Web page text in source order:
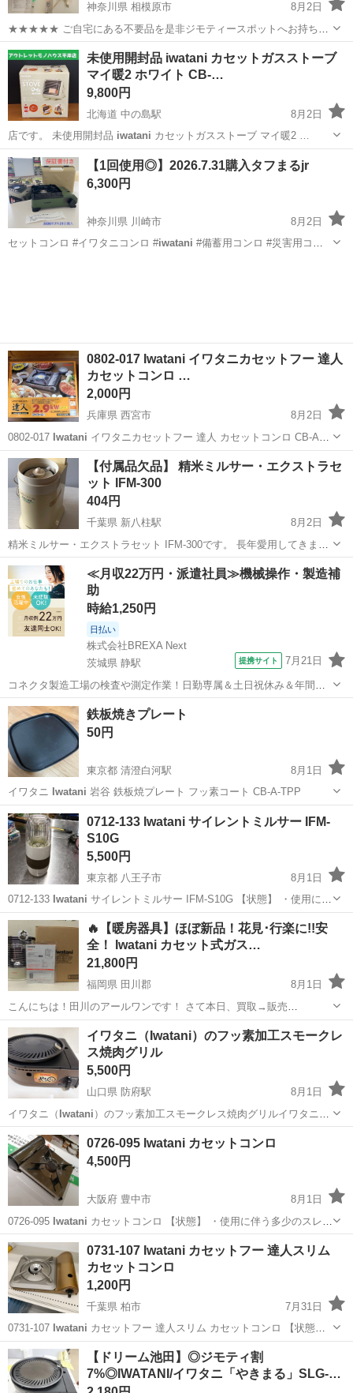
神奈川県 相模原市
8月2日
★★★★★ ご自宅にある不要品を是非ジモティースポットへお持ち込
みしませんか？ 家電、趣味・スポーツ・レジャー用品、こども用品、
衣料服飾品、生活雑貨、家具、本、CD・DVDなどが無料でまとめて持
ち込めます！ ※詳細はこ...
神奈川 相模原市 キッチン家電
未使用開封品 iwatani カセットガスストーブ
マイ暖2 ホワイト CB-…
9,800円
北海道 中の島駅
8月2日
店です。 未使用開封品 iwatani カセットガスストーブ マイ暖2 …
北海道 札幌市 中の島駅 季節、空調家電
【1回使用◎】2026.7.31購入タフまるjr
6,300円
神奈川県 川崎市
8月2日
セットコンロ #イワタニコンロ #iwatani #備蓄用コンロ #災害用コン
0802-017 Iwatani イワタニカセットフー 達人
カセットコンロ …
2,000円
兵庫県 西宮市
8月2日
0802-017 Iwatani イワタニカセットフー 達人 カセットコンロ CB-AP-
3 【状態】 ・使用頻度の少ない美品です ・詳細は現地でご確認くださ
い ・お値引きは出来かねますのでご了承願います ...
兵庫 西宮市 調理器具 Iwatani
【付属品欠品】 精米ミルサー・エクストラセ
ット IFM-300
404円
千葉県 新八柱駅
8月2日
精米ミルサー・エクストラセット IFM-300です。 長年愛用してきまし
たが、整理のため出品いたします。 全体的に経年による変色や使用感
が見られますが、動作には問題ありません。 【ブランド】Iwatani
【商品名】ミルサ...
千葉 松戸市 新八柱駅 調理器具
≪月収22万円・派遣社員≫機械操作・製造補
助
時給1,250円
日払い
株式会社BREXA Next
茨城県 静駅
提携サイト 7月21日
コネクタ製造工場の検査や測定作業！日勤専属＆土日祝休み＆年間休
日128日★クリーンルーム内作業★マイカー通勤OK＆無料駐車場あり
★就業先食堂利用可！日払い制度あり！《茨城県常陸大宮市》 人気の
工場のお仕事 ◇コネクタ製造工...
茨城 常陸大宮市 静駅 その他
鉄板焼きプレート
50円
東京都 清澄白河駅
8月1日
イワタニ Iwatani 岩谷 鉄板焼プレート フッ素コート CB-A-TPP
東京 江東区 その他 鉄板焼き
0712-133 Iwatani サイレントミルサー IFM-
S10G
5,500円
東京都 八王子市
8月1日
0712-133 Iwatani サイレントミルサー IFM-S10G 【状態】 ・使用に伴
う多少のスレ、キズ、落としきれない汚れなどございます ・詳細は現
地でご確認ください ・お値引きは出来かねますのでご了...
東京 八王子市 キッチン家電 ミルサー
🔥【暖房器具】ほぼ新品！花見･行楽に!!安
全！ Iwatani カセット式ガス…
21,800円
福岡県 田川郡
8月1日
こんにちは！田川のアールワンです！ さて本日、買取→販売
は、、、、冬には欠かせなくなる暖房器具！！ ・ほぼ新品！花見・行
楽に!!!!Iwatani
カセット式ガス ストーブ デカ暖Ⅲ CB-STV-DKD3 ・
2...
福岡 田川郡 季節、空調家電
イワタニ（Iwatani）のフッ素加工スモークレ
ス焼肉グリル
5,500円
山口県 防府駅
8月1日
イワタニ（ Iwatani ）のフッ素加工スモークレス焼肉グリルイワタニ
CB-SLG-1 やきまる スモークレス焼肉グリル（型番: CB-SLG-1）で
す。 3回ほど使用しました。
山口 防府市
0726-095 Iwatani カセットコンロ
4,500円
大阪府 豊中市
8月1日
0726-095 Iwatani カセットコンロ 【状態】 ・使用に伴う多少のスレ、
キズ、落としきれない汚れなどございます ・詳細は現地でご確認くだ
さい ・お値引きは出来かねますのでご了承願います ※中古品...
大阪 豊中市
0731-107 Iwatani カセットフー 達人スリム
カセットコンロ
1,200円
千葉県 柏市
7月31日
0731-107 Iwatani カセットフー 達人スリム カセットコンロ 【状態】
・使用に伴う多少のスレ、キズ、落としきれない汚れなどございます
・詳細は現地でご確認ください ・お値引きは出来かねますので...
千葉 柏市 調理器具 Iwatani
【ドリーム池田】◎ジモティ割
7%◎IWATANI/イワタニ「やきまる」SLG-…